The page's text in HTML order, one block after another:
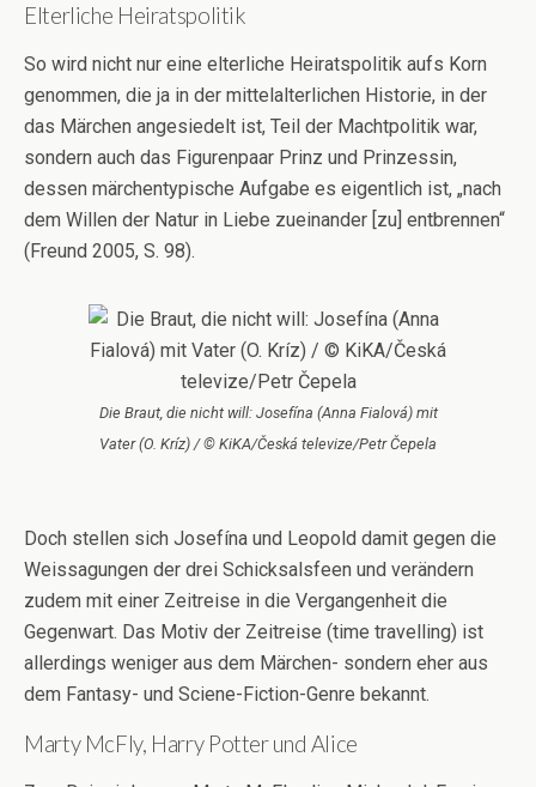
Elterliche Heiratspolitik
So wird nicht nur eine elterliche Heiratspolitik aufs Korn
genommen, die ja in der mittelalterlichen Historie, in der
das Märchen angesiedelt ist, Teil der Machtpolitik war,
sondern auch das Figurenpaar Prinz und Prinzessin,
dessen märchentypische Aufgabe es eigentlich ist, „nach
dem Willen der Natur in Liebe zueinander [zu] entbrennen“
(Freund 2005, S. 98).
Die Braut, die nicht will: Josefína (Anna Fialová) mit
Vater (O. Kríz) / © KiKA/Česká televize/Petr Čepela
Doch stellen sich Josefína und Leopold damit gegen die
Weissagungen der drei Schicksalsfeen und verändern
zudem mit einer Zeitreise in die Vergangenheit die
Gegenwart. Das Motiv der Zeitreise (time travelling) ist
allerdings weniger aus dem Märchen- sondern eher aus
dem Fantasy- und Sciene-Fiction-Genre bekannt.
Marty McFly, Harry Potter und Alice